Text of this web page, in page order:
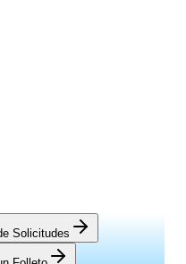
Solicitudes